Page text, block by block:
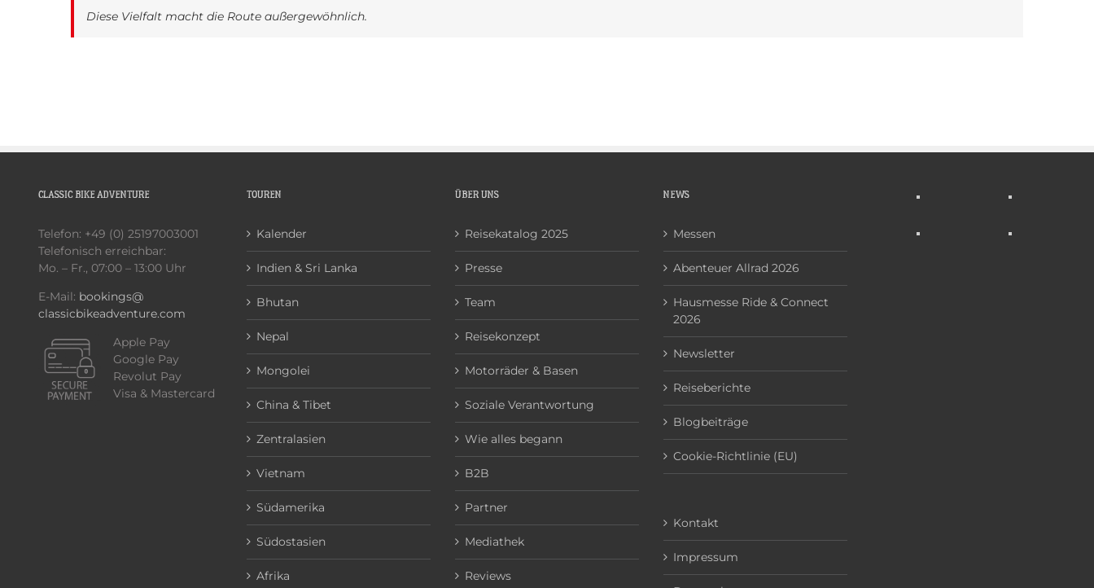
Diese Vielfalt macht die Route außergewöhnlich.
CLASSIC BIKE ADVENTURE
Telefon: +49 (0) 25197003001
Telefonisch erreichbar:
Mo. – Fr., 07:00 – 13:00 Uhr
E-Mail: bookings@
classicbikeadventure.com
Apple Pay
Google Pay
Revolut Pay
Visa & Mastercard
TOUREN
Kalender
Indien & Sri Lanka
Bhutan
Nepal
Mongolei
China & Tibet
Zentralasien
Vietnam
Südamerika
Südostasien
Afrika
ÜBER UNS
Reisekatalog 2025
Presse
Team
Reisekonzept
Motorräder & Basen
Soziale Verantwortung
Wie alles begann
B2B
Partner
Mediathek
Reviews
NEWS
Messen
Abenteuer Allrad 2026
Hausmesse Ride & Connect
2026
Newsletter
Reiseberichte
Blogbeiträge
Cookie-Richtlinie (EU)
Kontakt
Impressum